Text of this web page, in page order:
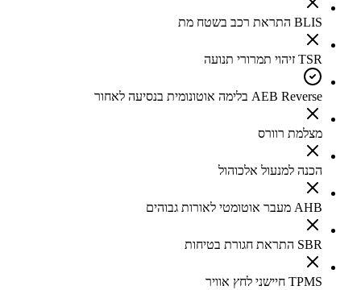
BLIS התראת רכב בשטח מת
TSR זיהוי תמרורי תנועה
AEB Reverse בלימה אוטונומית בנסיעה לאחור
מצלמת רוורס
הכנה למנעול אלכוהול
AHB מעבר אוטומטי לאורות גבוהים
SBR התראת חגורת בטיחות
TPMS חיישני לחץ אוויר